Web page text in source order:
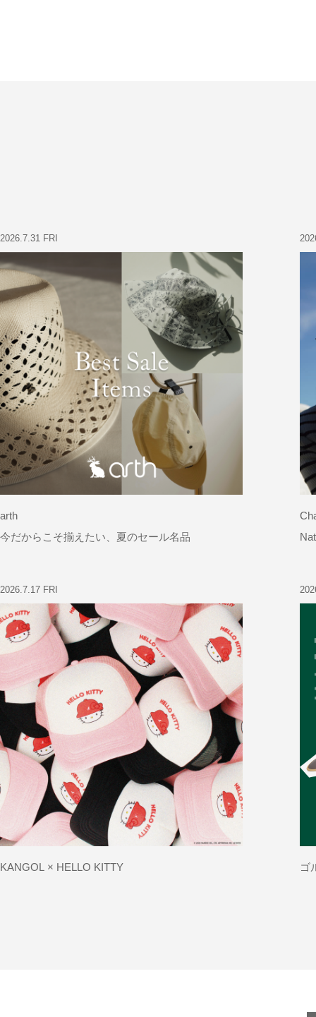
2026.7.31 FRI
arth
今だからこそ揃えたい、夏のセール名品
2026.7.17 FRI
KANGOL × HELLO KITTY ゴ